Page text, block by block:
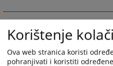
Korištenje
Ova web stranica koristi
pohranjivati i koristiti